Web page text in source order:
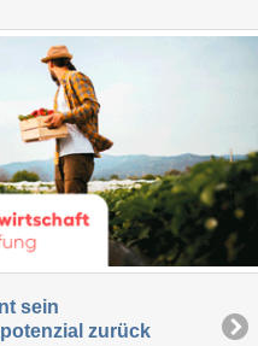
sein
zurück